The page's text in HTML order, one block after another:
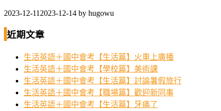
2023-12-11 2023-12-14 by hugowu
近期文章
生活英語＋國中會考【生活篇】火車上廣播
生活英語＋國中會考【學校篇】美術課
生活英語＋國中會考【生活篇】討論暑假旅行
生活英語＋國中會考【職場篇】歡迎新同事
生活英語＋國中會考【生活篇】牙痛了